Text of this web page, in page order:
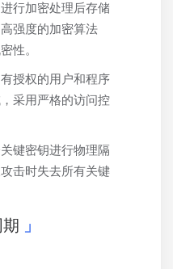
行加密处理后存储
强度的加密算法
性。
有授权的用户和程序
采用严格的访问控
键密钥进行物理隔
击时失去所有关键